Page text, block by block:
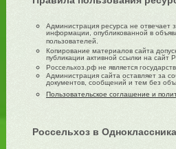
Администрация ресурса не отвечает
информации, опубликованной в
пользователей.
Копирование материалов сайта
публикации активной ссылки на сайт
Россельхоз.рф не является
Администрация сайта оставляет за
документов, сообщений и тем без
Пользовательское соглашение и
Россельхоз в